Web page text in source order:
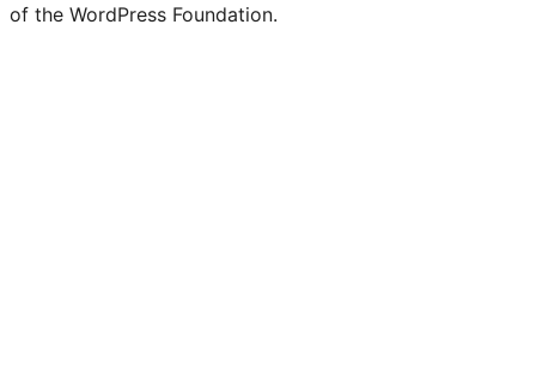
of the WordPress Foundation.